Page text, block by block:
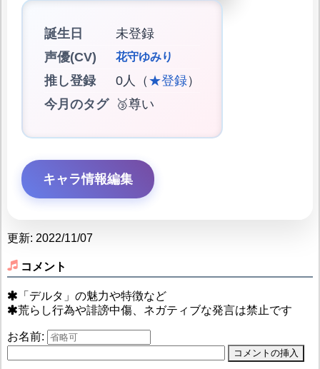
誕生日
未登録
声優(CV)
花守ゆみり
推し登録 0人（ ★登録）
今月のタグ
🥉尊い
キャラ情報編集
更新: 2022/11/07
コメント
「デルタ」の魅力や特徴など
荒らし行為や誹謗中傷、ネガティブな発言は禁止です
お名前: